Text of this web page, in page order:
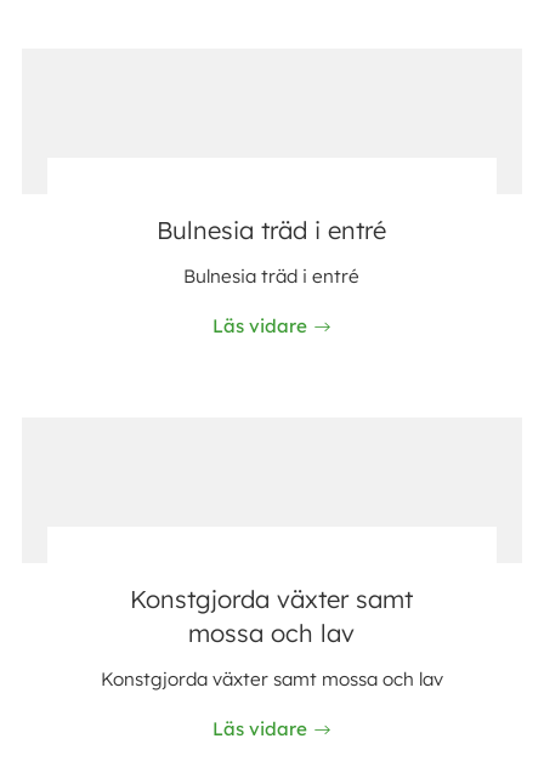
Bulnesia träd i entré
Bulnesia träd i entré
Läs vidare
Konstgjorda växter samt
mossa och lav
Konstgjorda växter samt mossa och lav
Läs vidare